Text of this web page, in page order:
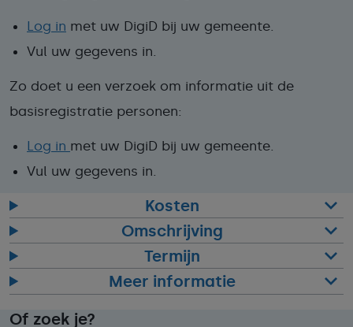
Log in met uw DigiD bij uw gemeente.
Vul uw gegevens in.
Zo doet u een verzoek om informatie uit de
basisregistratie personen:
Log in met uw DigiD bij uw gemeente.
Vul uw gegevens in.
Kosten
Omschrijving
Termijn
Meer informatie
Of zoek je?